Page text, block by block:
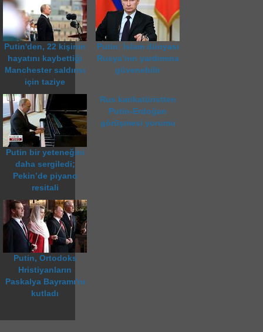
Putin'den, 22 kişinin
hayatını kaybettiği
Manchester saldırısı
için taziye
Putin: İslam dünyası
Rusya’nın yardımına
güvenebilir
Putin bir yeteneğini
daha sergiledi;
Pekin’de piyano
resitali
Rus karikatüristten
Putin-Erdoğan
görüşmesi yorumu
Putin, Ortodoks
Hristiyanların
Paskalya Bayramı'nı
kutladı